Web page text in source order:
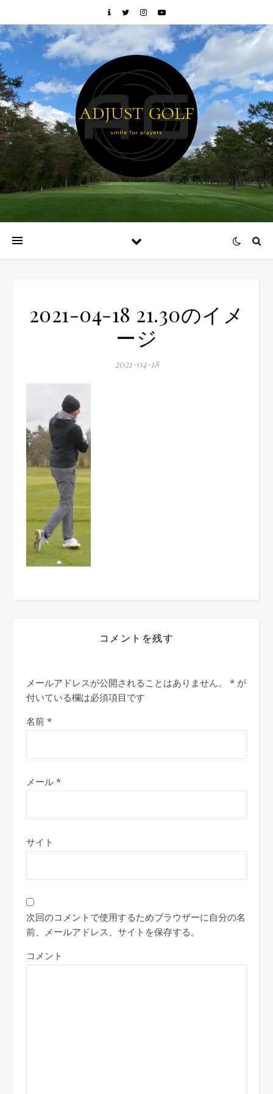
2021-04-18 21.30のイメ
ージ
2021-04-18
コメントを残す
メールアドレスが公開されることはありません。 * が
付いている欄は必須項目です
名前 *
メール *
サイト
次回のコメントで使用するためブラウザーに自分の名
前、メールアドレス、サイトを保存する。
コメント